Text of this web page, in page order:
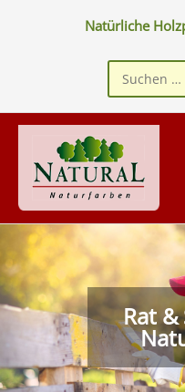
Natürliche
Suchen
nach:
Rat &